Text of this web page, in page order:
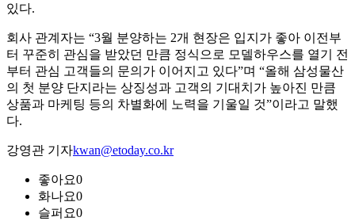
있다.
회사 관계자는 “3월 분양하는 2개 현장은 입지가 좋아 이전부
터 꾸준히 관심을 받았던 만큼 정식으로 모델하우스를 열기 전
부터 관심 고객들의 문의가 이어지고 있다”며 “올해 삼성물산
의 첫 분양 단지라는 상징성과 고객의 기대치가 높아진 만큼
상품과 마케팅 등의 차별화에 노력을 기울일 것”이라고 말했
다.
강영관 기자kwan@etoday.co.kr
좋아요0
화나요0
슬퍼요0